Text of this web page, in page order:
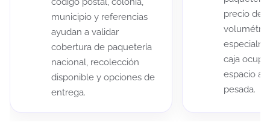
municipio y referencias
ayudan a validar
cobertura de paquetería
nacional, recolección
disponible y opciones de
entrega.
precio de
caja
espacio
pesada.